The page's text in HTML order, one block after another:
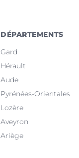
DÉPARTEMENTS
Gard
Hérault
Aude
Pyrénées-Orientales
Lozère
Aveyron
Ariège